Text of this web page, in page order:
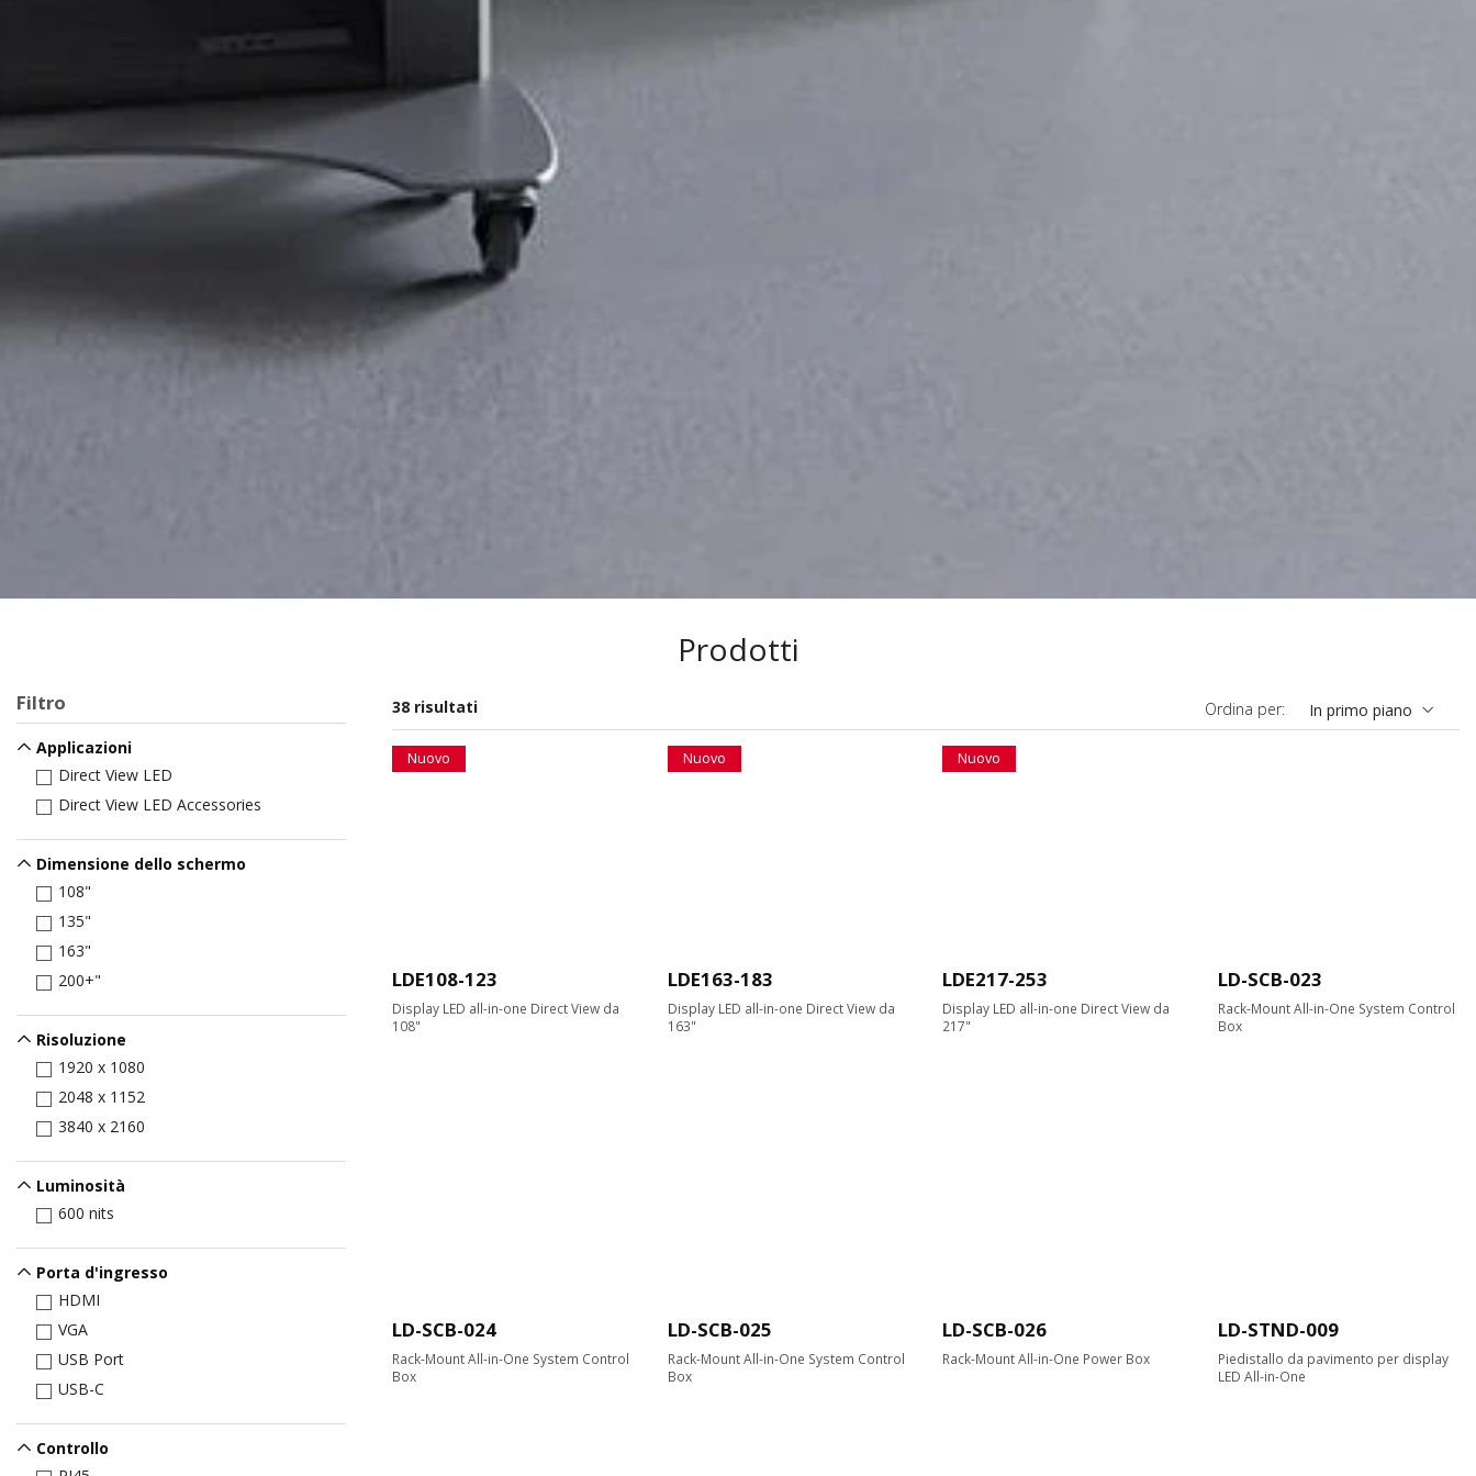
Prodotti
Filtro
Applicazioni
Direct View LED
Direct View LED Accessories
Dimensione dello schermo
108"
135"
163"
200+"
Risoluzione
1920 x 1080
2048 x 1152
3840 x 2160
Luminosità
600 nits
Porta d'ingresso
HDMI
VGA
USB Port
USB-C
Controllo
38 risultati Ordina per: In primo piano
Nuovo
LDE108-123
Display LED all-in-one Direct View da
108"
Nuovo
LDE163-183
Display LED all-in-one Direct View da
163"
Nuovo
LDE217-253
Display LED all-in-one Direct View da
217"
LD-SCB-023
Rack-Mount All-in-One System Control
Box
LD-SCB-024
Rack-Mount All-in-One System Control
Box
LD-SCB-025
Rack-Mount All-in-One System Control
Box
LD-SCB-026
Rack-Mount All-in-One Power Box
LD-STND-009
Piedistallo da pavimento per display
LED All-in-One